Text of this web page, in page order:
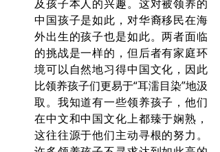
及孩子本人的兴趣。这对被领养的
中国孩子是如此，对华裔移民在海
外出生的孩子也是如此。两者面临
的挑战是一样的，但后者有家庭环
境可以自然地习得中国文化，因此
比领养孩子们更易于“耳濡目染”地汲
取。我知道有一些领养孩子，他们
在中文和中国文化上都臻于娴熟，
这往往源于他们主动寻根的努力。